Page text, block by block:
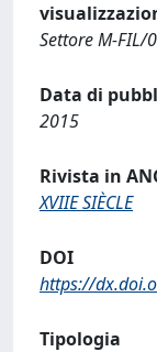
Settore M-FIL/
Data di
2015
Rivista in
XVIIE SIÈCLE
DOI
https://
Tipologia